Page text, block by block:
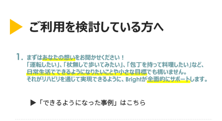
▶「できるようになった事例」はこちら